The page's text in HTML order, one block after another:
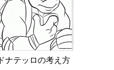
ドナテッロの考え方